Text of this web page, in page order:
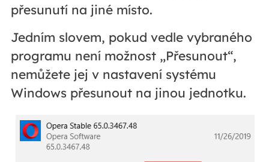
přesunutí na jiné místo.
Jedním slovem, pokud vedle vybraného
programu není možnost „Přesunout“,
nemůžete jej v nastavení systému
Windows přesunout na jinou jednotku.